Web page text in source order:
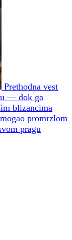
Prethodna vest
— dok ga
blizancima
promrzlom
pragu